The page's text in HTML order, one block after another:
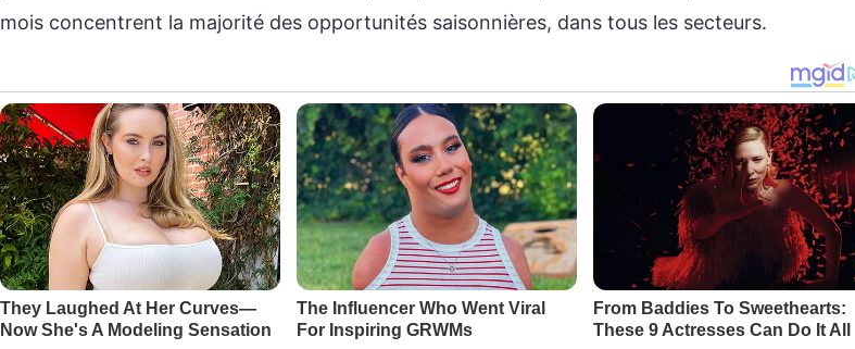
mois concentrent la majorité des opportunités saisonnières, dans tous les secteurs.